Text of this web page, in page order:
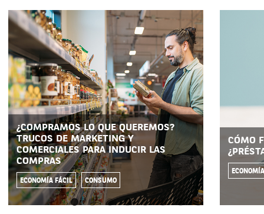
¿COMPRAMOS LO QUE QUEREMOS?
TRUCOS DE MARKETING Y
COMERCIALES PARA INDUCIR LAS
COMPRAS
ECONOMÍA FÁCIL CONSUMO
CÓMO